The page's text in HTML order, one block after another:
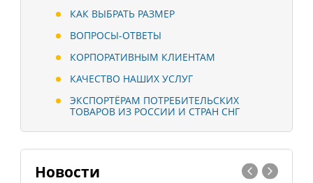
КАК ВЫБРАТЬ РАЗМЕР
ВОПРОСЫ-ОТВЕТЫ
КОРПОРАТИВНЫМ КЛИЕНТАМ
КАЧЕСТВО НАШИХ УСЛУГ
ЭКСПОРТЁРАМ ПОТРЕБИТЕЛЬСКИХ
ТОВАРОВ ИЗ РОССИИ И СТРАН СНГ
Новости